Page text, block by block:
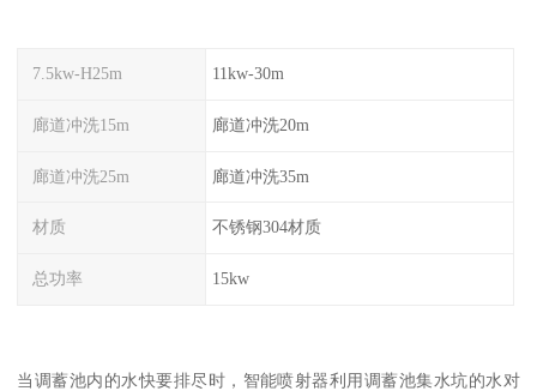
7.5kw-H25m 11kw-30m
廊道冲洗15m 廊道冲洗20m
廊道冲洗25m 廊道冲洗35m
材质 不锈钢304材质
总功率 15kw
当调蓄池内的水快要排尽时，智能喷射器利用调蓄池集水坑的水对